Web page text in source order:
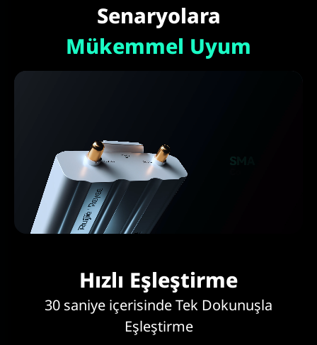
Senaryolara
Mükemmel Uyum
Hızlı Eşleştirme
30 saniye içerisinde Tek Dokunuşla
Eşleştirme